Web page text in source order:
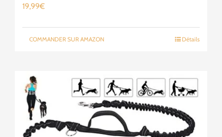
19,99€
COMMANDER SUR AMAZON Détails